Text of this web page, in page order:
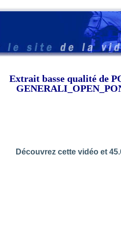
Extrait basse qualité de
Découvrez cette vidéo et